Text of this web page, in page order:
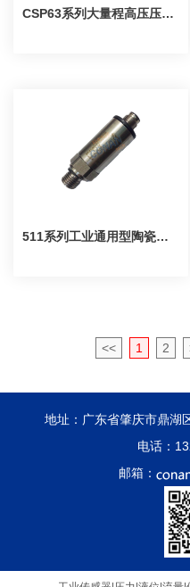
CSP63系列大量程高压压力变送器
511系列工业通用型陶瓷压力传感器/变送器
<< 1 2
地址：广东省肇庆市鼎湖
电话：
邮箱：